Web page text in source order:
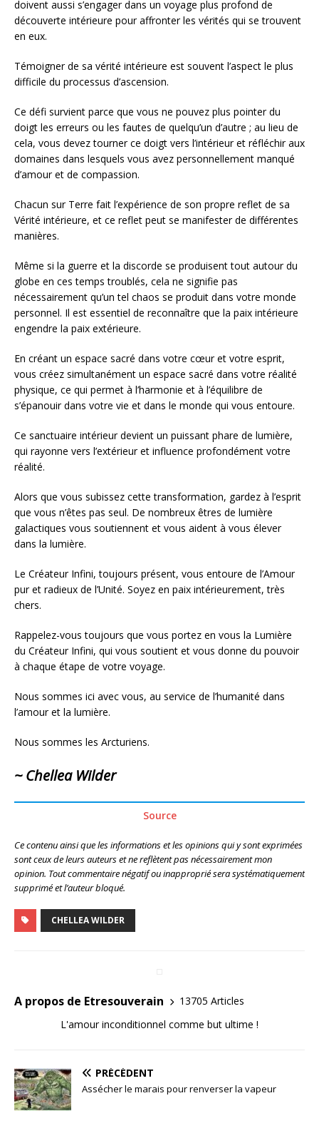
doivent aussi s’engager dans un voyage plus profond de
découverte intérieure pour affronter les vérités qui se trouvent
en eux.
Témoigner de sa vérité intérieure est souvent l’aspect le plus
difficile du processus d’ascension.
Ce défi survient parce que vous ne pouvez plus pointer du
doigt les erreurs ou les fautes de quelqu’un d’autre ; au lieu de
cela, vous devez tourner ce doigt vers l’intérieur et réfléchir aux
domaines dans lesquels vous avez personnellement manqué
d’amour et de compassion.
Chacun sur Terre fait l’expérience de son propre reflet de sa
Vérité intérieure, et ce reflet peut se manifester de différentes
manières.
Même si la guerre et la discorde se produisent tout autour du
globe en ces temps troublés, cela ne signifie pas
nécessairement qu’un tel chaos se produit dans votre monde
personnel. Il est essentiel de reconnaître que la paix intérieure
engendre la paix extérieure.
En créant un espace sacré dans votre cœur et votre esprit,
vous créez simultanément un espace sacré dans votre réalité
physique, ce qui permet à l’harmonie et à l’équilibre de
s’épanouir dans votre vie et dans le monde qui vous entoure.
Ce sanctuaire intérieur devient un puissant phare de lumière,
qui rayonne vers l’extérieur et influence profondément votre
réalité.
Alors que vous subissez cette transformation, gardez à l’esprit
que vous n’êtes pas seul. De nombreux êtres de lumière
galactiques vous soutiennent et vous aident à vous élever
dans la lumière.
Le Créateur Infini, toujours présent, vous entoure de l’Amour
pur et radieux de l’Unité. Soyez en paix intérieurement, très
chers.
Rappelez-vous toujours que vous portez en vous la Lumière
du Créateur Infini, qui vous soutient et vous donne du pouvoir
à chaque étape de votre voyage.
Nous sommes ici avec vous, au service de l’humanité dans
l’amour et la lumière.
Nous sommes les Arcturiens.
~ Chellea Wilder
Source
Ce contenu ainsi que les informations et les opinions qui y sont exprimées
sont ceux de leurs auteurs et ne reflètent pas nécessairement mon
opinion. Tout commentaire négatif ou inapproprié sera systématiquement
supprimé et l’auteur bloqué.
CHELLEA WILDER
A propos de Etresouverain
13705 Articles
L'amour inconditionnel comme but ultime !
PRÉCÉDENT
Assécher le marais pour renverser la vapeur